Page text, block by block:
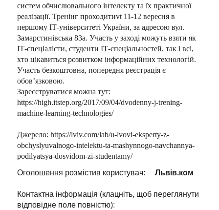
систем обчислювального інтелекту та їх практичної
реалізації. Тренінг проходитиvt 11-12 вересня в
першому ІТ-університеті України, за адресою вул.
Замарстинівська 83а. Участь у заході можуть взяти як
ІТ-спеціалісти, студенти ІТ-спеціальностей, так і всі,
хто цікавиться розвитком інформаційних технологій.
Участь безкоштовна, попередня реєстрація є
обов’язковою.
Зареєструватися можна тут:
https://high.itstep.org/2017/09/04/dvodenny-j-trening-
machine-learning-technologies/
Джерело: https://lviv.com/lab/u-lvovi-eksperty-z-
obchyslyuvalnogo-intelektu-ta-mashynnogo-navchannya-
podilyatsya-dosvidom-zi-studentamy/
Оголошення розмістив користувач:
Львів.ком
Контактна інформація (клацніть, щоб переглянути
відповідне поле повністю):